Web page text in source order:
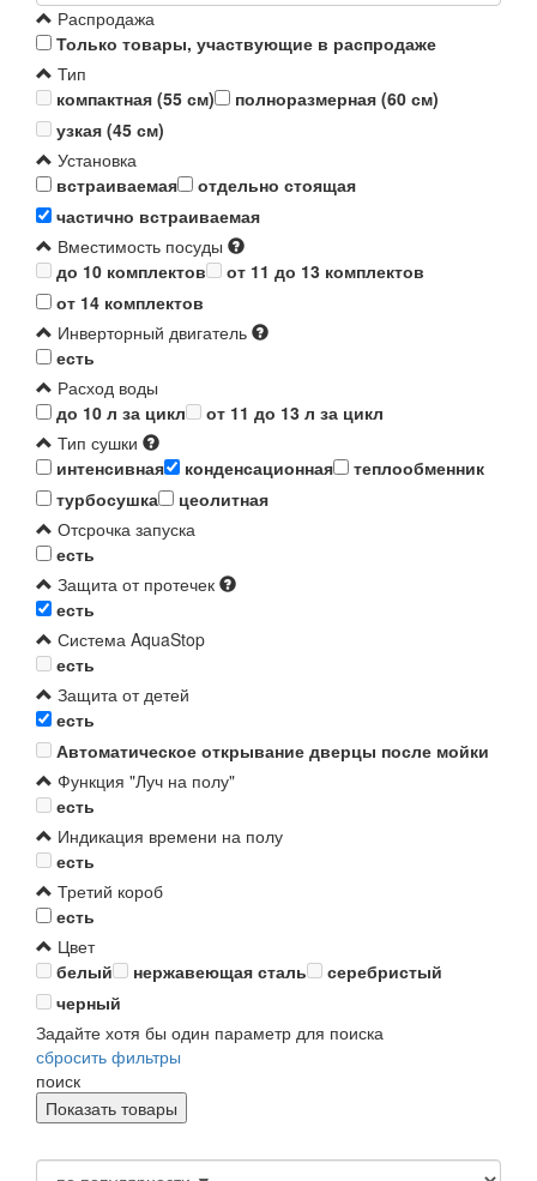
Распродажа
Только товары, участвующие в распродаже
Тип
компактная (55 см)
полноразмерная (60 см)
узкая (45 см)
Установка
встраиваемая
отдельно стоящая
частично встраиваемая
Вместимость посуды
до 10 комплектов
от 11 до 13 комплектов
от 14 комплектов
Инверторный двигатель
есть
Расход воды
до 10 л за цикл
от 11 до 13 л за цикл
Тип сушки
интенсивная
конденсационная
теплообменник
турбосушка
цеолитная
Отсрочка запуска
есть
Защита от протечек
есть
Система AquaStop
есть
Защита от детей
есть
Автоматическое открывание дверцы после мойки
Функция "Луч на полу"
есть
Индикация времени на полу
есть
Третий короб
есть
Цвет
белый
нержавеющая сталь
серебристый
черный
Задайте хотя бы один параметр для поиска
сбросить фильтры
поиск